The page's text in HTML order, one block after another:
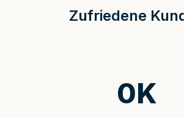
Zufriedene
0K